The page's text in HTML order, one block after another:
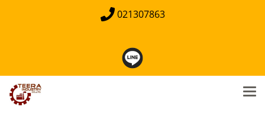
021307863